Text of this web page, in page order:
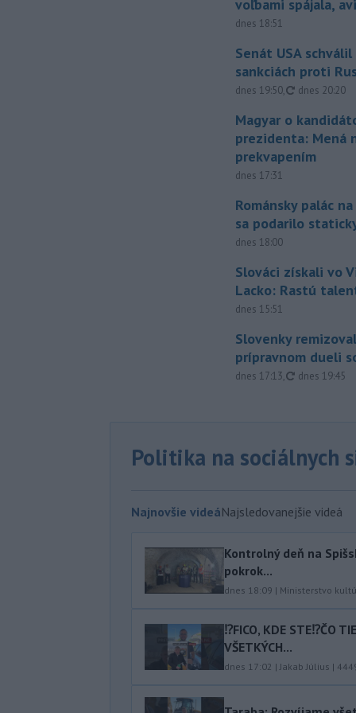
voľbami spájala,
dnes 18:51
Senát USA
sankciách proti
dnes 19:50, aktualizované
dnes 20:20
Magyar o
prezidenta: Mená
prekvapením
dnes 17:31
Románsky palác
sa podarilo
dnes 18:00
Slováci získali vo
Lacko: Rastú
dnes 15:51
Slovenky
prípravnom dueli
dnes 17:13, aktualizované
dnes 19:45
Politika na sociálnych
Najnovšie videáNajsledovanejšie videá
Kontrolný deň na
pokrok...
dnes 18:09 | Ministerstvo
⁉️FICO, KDE STE⁉️ČO
VŠETKÝCH...
dnes 17:02 |Jakab Július |